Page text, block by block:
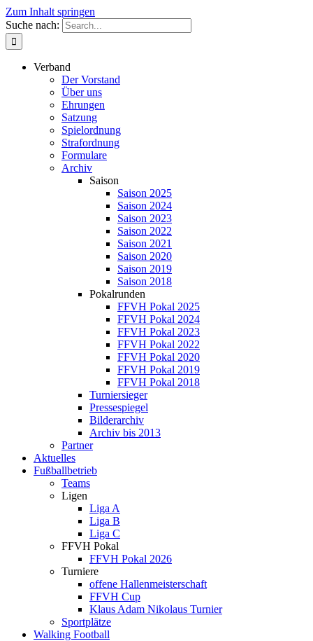
Zum Inhalt springen
Suche nach:
Verband
Der Vorstand
Über uns
Ehrungen
Satzung
Spielordnung
Strafordnung
Formulare
Archiv
Saison
Saison 2025
Saison 2024
Saison 2023
Saison 2022
Saison 2021
Saison 2020
Saison 2019
Saison 2018
Pokalrunden
FFVH Pokal 2025
FFVH Pokal 2024
FFVH Pokal 2023
FFVH Pokal 2022
FFVH Pokal 2020
FFVH Pokal 2019
FFVH Pokal 2018
Turniersieger
Pressespiegel
Bilderarchiv
Archiv bis 2013
Partner
Aktuelles
Fußballbetrieb
Teams
Ligen
Liga A
Liga B
Liga C
FFVH Pokal
FFVH Pokal 2026
Turniere
offene Hallenmeisterschaft
FFVH Cup
Klaus Adam Nikolaus Turnier
Sportplätze
Walking Football